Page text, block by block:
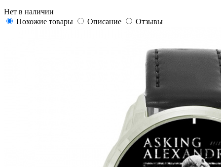
Нет в наличии
Похожие товары
Описание Отзывы